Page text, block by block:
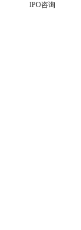
IPO咨询